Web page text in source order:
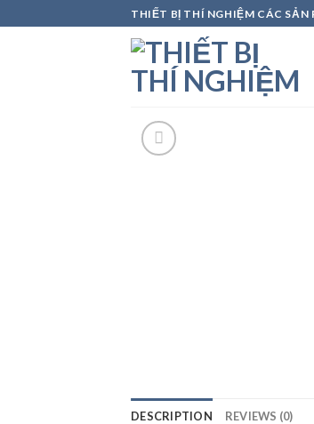
to
THIẾT BỊ THÍ NGHIỆM CÁC SẢN
DESCRIPTION REVIEWS (0)